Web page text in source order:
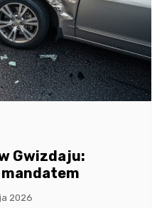
Gwizdaju:
2026